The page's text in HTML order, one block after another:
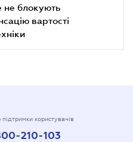
не блокують
вартості
користувачів
210-103